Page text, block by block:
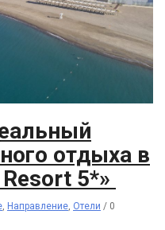
отдыха в
5*»
Направление Отели / 0